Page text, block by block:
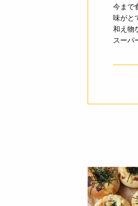
詳細
今まで
味がと
和え物
スーパ